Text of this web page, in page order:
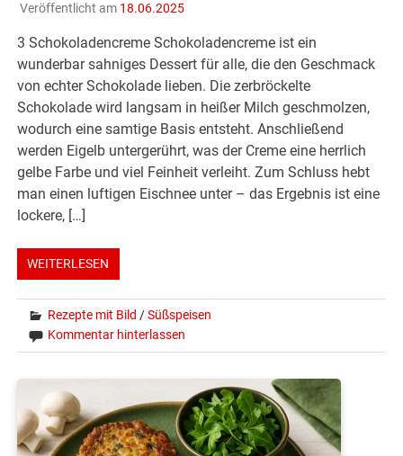
Veröffentlicht am 18.06.2025
3 Schokoladencreme Schokoladencreme ist ein
wunderbar sahniges Dessert für alle, die den Geschmack
von echter Schokolade lieben. Die zerbröckelte
Schokolade wird langsam in heißer Milch geschmolzen,
wodurch eine samtige Basis entsteht. Anschließend
werden Eigelb untergerührt, was der Creme eine herrlich
gelbe Farbe und viel Feinheit verleiht. Zum Schluss hebt
man einen luftigen Eischnee unter – das Ergebnis ist eine
lockere, […]
WEITERLESEN
Rezepte mit Bild /Süßspeisen
Kommentar hinterlassen